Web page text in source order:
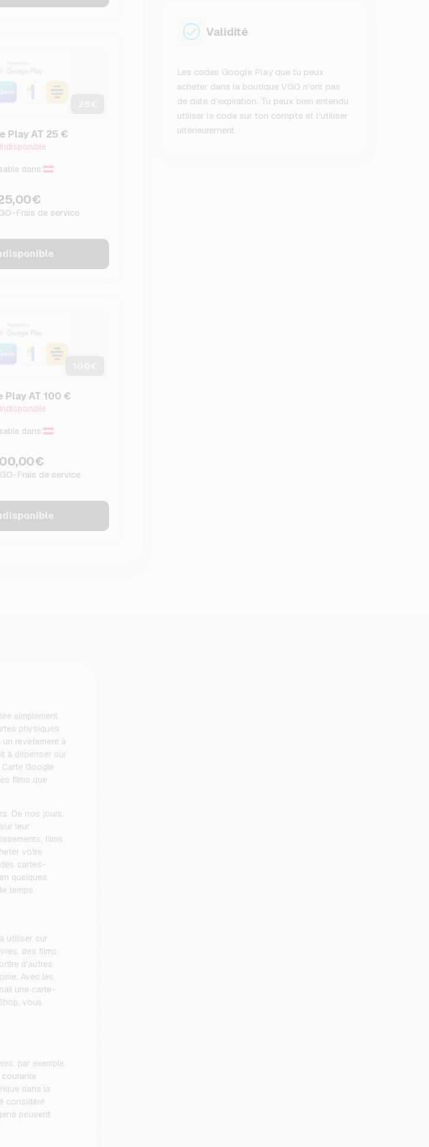
Play AT 25 €
Indisponible
dans:
Frais de service
Play AT 100 €
Indisponible
dans:
Frais de service
Validité
Les codes Google Play que tu peux
acheter dans la boutique VGO n'ont pas
de date d'expiration. Tu peux bien entendu
utiliser le code sur ton compte et l'utiliser
ultérieurement.
simplement
physiques
revêtement à
à dépenser sur
Google
films que
De nos jours,
leur
films
votre
cartes-
quelques
temps.
utiliser sur
des films
d'autres
Avec les
une carte-
vous
par exemple
dans la
considéré
peuvent